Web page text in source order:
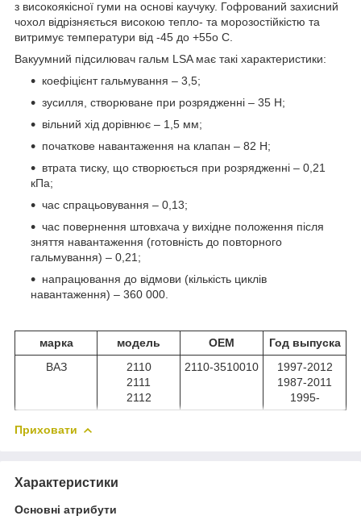
з високоякісної гуми на основі каучуку. Гофрований захисний
чохол відрізняється високою тепло- та морозостійкістю та
витримує температури від -45 до +55о С.
Вакуумний підсилювач гальм LSA має такі характеристики:
коефіцієнт гальмування – 3,5;
зусилля, створюване при розрядженні – 35 Н;
вільний хід дорівнює – 1,5 мм;
початкове навантаження на клапан – 82 Н;
втрата тиску, що створюється при розрядженні – 0,21
кПа;
час спрацьовування – 0,13;
час повернення штовхача у вихідне положення після
зняття навантаження (готовність до повторного
гальмування) – 0,21;
напрацювання до відмови (кількість циклів
навантаження) – 360 000.
марка модель ОЕМ
Год выпуска
ВАЗ
2110
2111
2112
2110-3510010
1997-2012
1987-2011
1995-
Приховати
Характеристики
Основні атрибути